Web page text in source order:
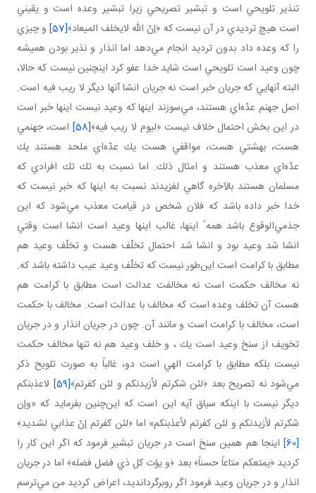
تنذير تلويحي است و تبشير تصريحي زيرا تبشير وعده است و يقيني
است هيچ ترديدي در آن نيست كه ﴿إنّ الله لايخلف الميعاد﴾[57]
و چيزي
را كه وعده داد بدون ترديد انجام مي‌دهد اما انذار و نذير بودن هميشه
چون وعيد است تلويحي است شايد خدا عفو كرد اينچنين نيست كه حالا،
البته آنهايي كه جريان خبر است نه جريان انشا آنها ديگر لا ريب فيه است.
اصل جهنم عدّه‌اي هستند، مي‌سوزند اينها كه وعيد نيست اينها خبر است
در اين بخش احتمال خلاف نيست ﴿ليوم لا ريب فيه﴾[58]
است، جهنمي
هست، بهشتي هست، مواقفي هست يك عدّه‌اي ملحد هستند يك
عدّه‌اي معذب هستند و امثال ذلك. اما نسبت به تك تك افرادي كه
مسلمان هستند بالآخره گاهي لغزيدند نسبت به اينها كه خبر نيست كه
خدا خبر داده باشد كه فلان شخص در قيامت معذب مي‌شود كه اين
جذمي‌الوقوع باشد همهٴ اينها، غالب اينها وعيد است انشا است وقتي
انشا شد وعيد بود و انشا شد احتمال تخلّف هست و تخلّف وعيد هم
مطابق با كرامت است اين‌طور نيست كه تخلّف وعيد عيب داشته باشد كه.
نه مخالف حكمت است نه مخالفت عدالت است مطابق با كرامت هم
هست آن تخلف وعده است كه مخالف با عدالت است. مخالف با حكمت
است، مخالف با كرامت است و مانند آن. چون در جريان انذار و در جريان
تخويف از سنخ وعيد است يك ، و خلف وعيد هم نه تنها مخالف حكمت
نيست بلكه مطابق با كرامت الهي است دو، غالباً به صورت تلويح ذكر
مي‌شود نه تصريح بعد ﴿لئن شكرتم لأزيدنكم و لئن كفرتم﴾[59]
لاعذبنكم
ديگر نيست با اينكه سياق آيه اين است كه اين‌چنين بفرمايد كه «وإن
شكرتم لأزيدنكم و لئن كفرتم لأعذبنكم» اما ﴿لئن كفرتم إنّ عذابي لشديد﴾
[60]
اينجا هم همين سنخ است در جريان تبشير فرمود كه اگر اين كار را
كرديد ﴿يمتعكم متاعاً حسناً﴾ بعد ﴿و يؤت كل ذي فضل فضله﴾ اما در جريان
انذار و در جريان وعيد فرمود اگر روبرگردانديد، اعراض كرديد من مي‌ترسم